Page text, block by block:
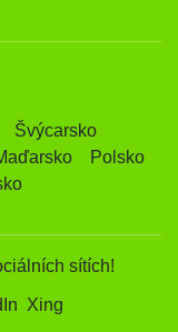
Švýcarsko
Polsko
sítích!
Xing